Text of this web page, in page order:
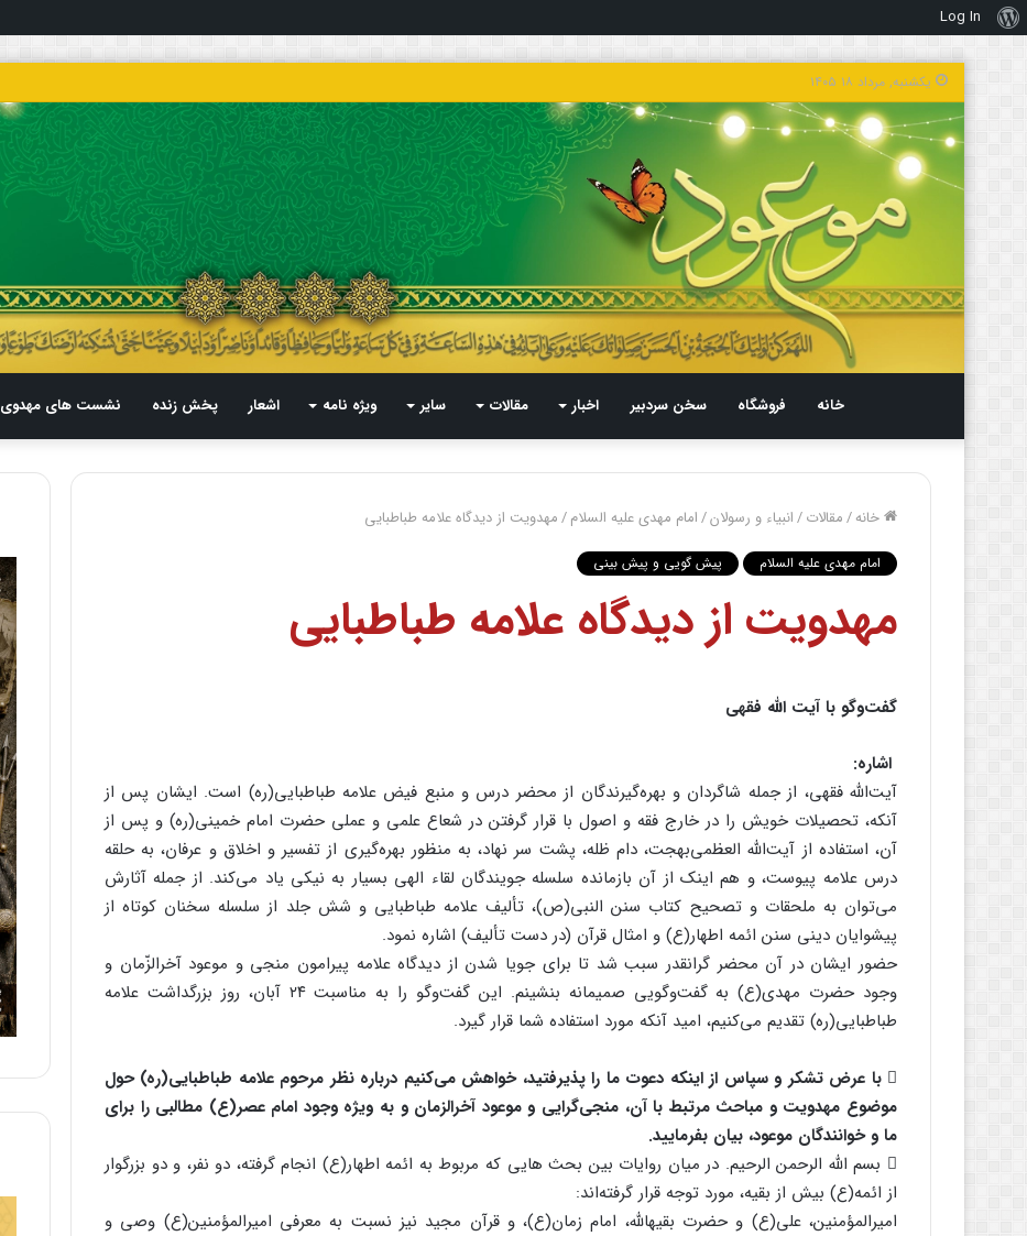
درباره
وردپرس
Log In
یکشنبه, مرداد ۱۸ ۱۴۰۵
خانه فروشگاه سخن سردبیر اخبار مقالات سایر ویژه نامه اشعار پخش زنده نشست های مهدوی
خانه/مقالات/انبیاء و رسولان/امام مهدی علیه السلام/مهدویت از دیدگاه علامه طباطبایی
امام مهدی علیه السلام پیش گویی و پیش بینی
مهدویت از دیدگاه علامه طباطبایی
گفت‌وگو با آیت الله فقهی
اشاره:
آیت‌الله فقهی، از جمله شاگردان و بهره‌گیرندگان از محضر درس و منبع فیض علامه طباطبایی(ره) است. ایشان پس از
آنکه، تحصیلات خویش را در خارج فقه و اصول با قرار گرفتن در شعاع علمی و عملی حضرت امام خمینی(ره) و پس از
آن، استفاده از آیت‌الله العظمی‌بهجت، دام ظله، پشت سر نهاد، به منظور بهره‌گیری از تفسیر و اخلاق و عرفان، به حلقه
درس علامه پیوست، و هم اینک از آن بازمانده سلسله جویندگان لقاء الهی بسیار به نیکی یاد می‌کند. از جمله آثارش
می‌توان به ملحقات و تصحیح کتاب سنن النبی(ص)، تألیف علامه طباطبایی و شش جلد از سلسله سخنان کوتاه از
پیشوایان دینی سنن ائمه اطهار(ع) و امثال قرآن (در دست تألیف) اشاره نمود.
حضور ایشان در آن محضر گرانقدر سبب شد تا برای جویا شدن از دیدگاه علامه پیرامون منجی و موعود آخرالزّمان و
وجود حضرت مهدی(ع) به گفت‌وگویی صمیمانه بنشینم. این گفت‌وگو را به مناسبت ۲۴ آبان، روز بزرگداشت علامه
طباطبایی(ره) تقدیم می‌کنیم، امید آنکه مورد استفاده شما قرار گیرد.
 با عرض تشکر و سپاس از اینکه دعوت ما را پذیرفتید، خواهش می‌کنیم درباره نظر مرحوم علامه طباطبایی(ره) حول
موضوع مهدویت و مباحث مرتبط با آن، منجی‌گرایی و موعود آخرالزمان و به ویژه وجود امام عصر(ع) مطالبی را برای
ما و خوانندگان موعود، بیان بفرمایید.
 بسم الله الرحمن الرحیم. در میان روایات بین بحث هایی که مربوط به ائمه اطهار(ع) انجام گرفته، دو نفر، و دو بزرگوار
از ائمه(ع) بیش از بقیه، مورد توجه قرار گرفته‌اند:
امیرالمؤمنین، علی(ع) و حضرت بقیهالله، امام زمان(ع)، و قرآن مجید نیز نسبت به معرفی امیرالمؤمنین(ع) وصی و